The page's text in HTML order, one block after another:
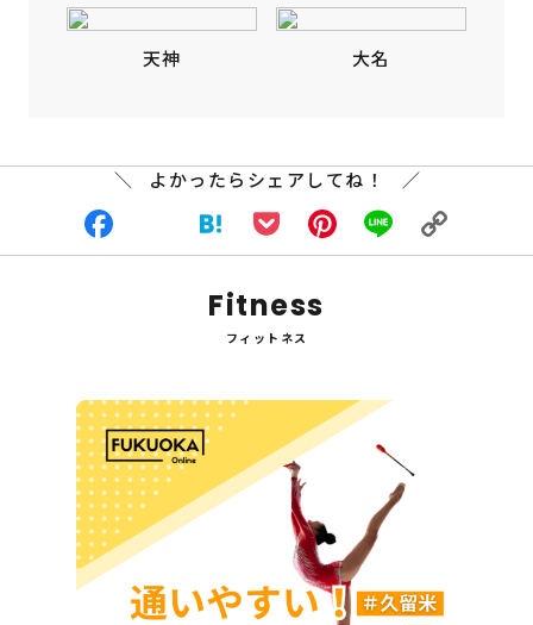
天神 大名
よかったらシェアしてね！
Facebook
X HatenaPocketPinterest
Line Copy
Fitness
フィットネス